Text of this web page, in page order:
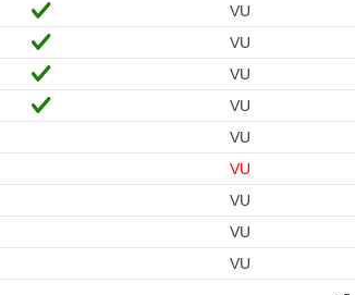
VU
VU
VU
VU
VU
VU
VU
VU
VU